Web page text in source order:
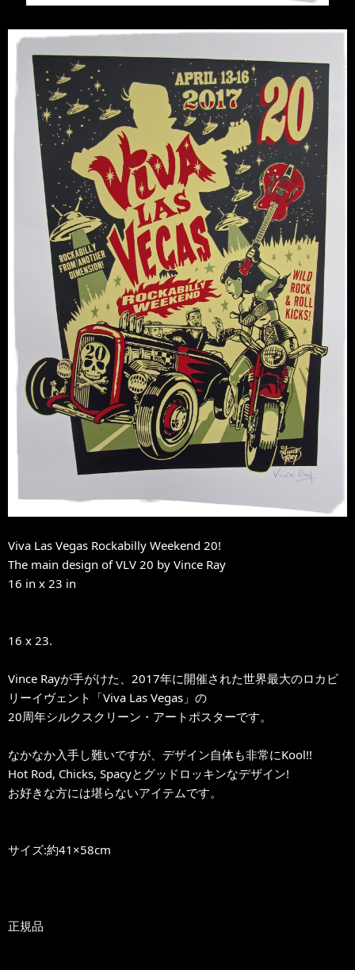
Viva Las Vegas Rockabilly Weekend 20!
The main design of VLV 20 by Vince Ray
16 in x 23 in
16 x 23.
Vince Rayが手がけた、2017年に開催された世界最大のロカビ
リーイヴェント「Viva Las Vegas」の
20周年シルクスクリーン・アートポスターです。
なかなか入手し難いですが、デザイン自体も非常にKool!!
Hot Rod, Chicks, Spacyとグッドロッキンなデザイン!
お好きな方には堪らないアイテムです。
サイズ:約41×58cm
正規品